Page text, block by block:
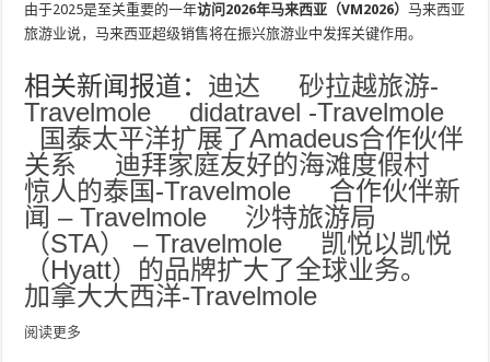
由于2025是至关重要的一年访问2026年马来西亚（VM2026）马来西亚
旅游业说，马来西亚超级销售将在振兴旅游业中发挥关键作用。
相关新闻报道： 迪达
砂拉越旅游-
Travelmole
didatravel -Travelmole
国泰太平洋扩展了Amadeus合作伙伴
关系
迪拜家庭友好的海滩度假村
惊人的泰国-Travelmole
合作伙伴新
闻 – Travelmole
沙特旅游局
（STA） – Travelmole
凯悦以凯悦
（Hyatt）的品牌扩大了全球业务。
加拿大大西洋-Travelmole
阅读更多